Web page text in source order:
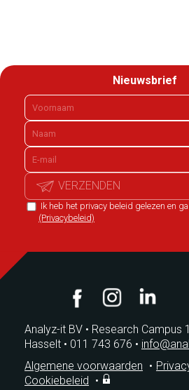
Nieuwsbrief
Ik heb het privacy beleid gelezen en ga
(Privacybeleid)
VERZENDEN
Analyz-it BV • Research Campus
Hasselt • 011 743 676 •
Algemene voorwaarden •
Cookiebeleid •